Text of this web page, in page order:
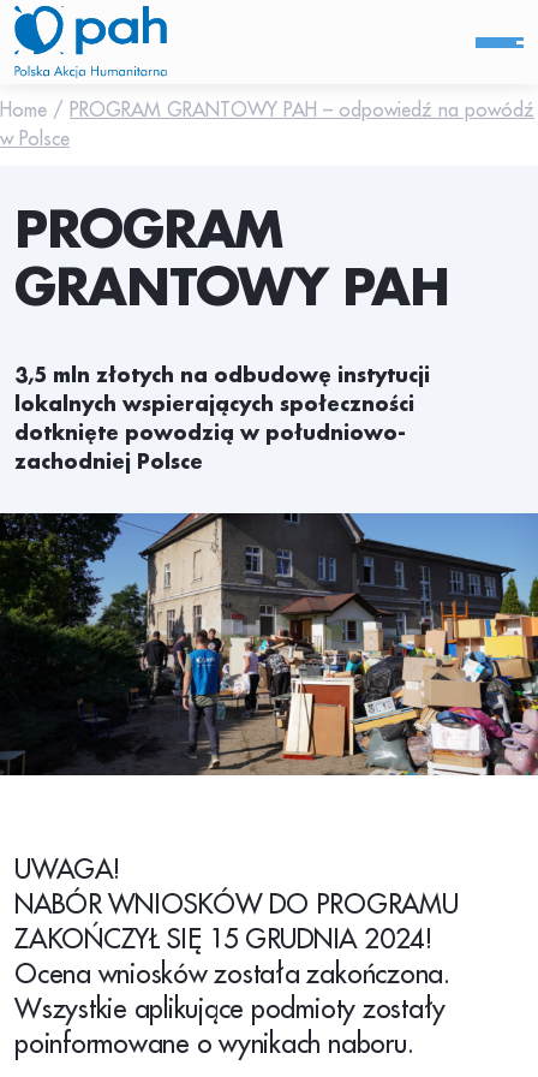
Home / PROGRAM GRANTOWY PAH – odpowiedź na powódź
w Polsce
PROGRAM
GRANTOWY PAH
3,5 mln złotych na odbudowę instytucji
lokalnych wspierających społeczności
dotknięte powodzią w południowo-
zachodniej Polsce
UWAGA!
NABÓR WNIOSKÓW DO PROGRAMU
ZAKOŃCZYŁ SIĘ 15 GRUDNIA 2024!
Ocena wniosków została zakończona.
Wszystkie aplikujące podmioty zostały
poinformowane o wynikach naboru.